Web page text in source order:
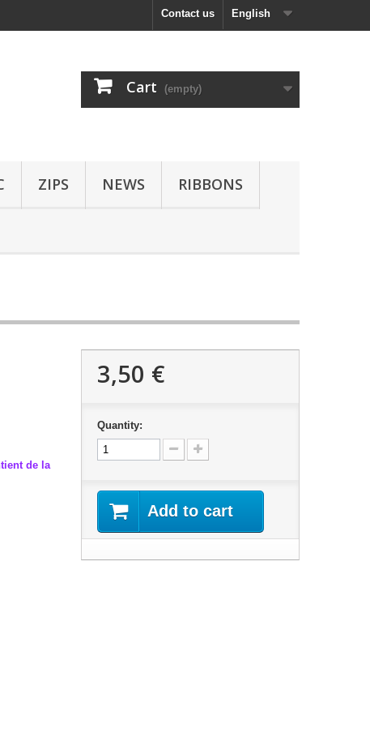
English
Contact us
Cart (empty)
ZIPS NEWS RIBBONS
de la
3,50 €
Quantity:
Add to cart